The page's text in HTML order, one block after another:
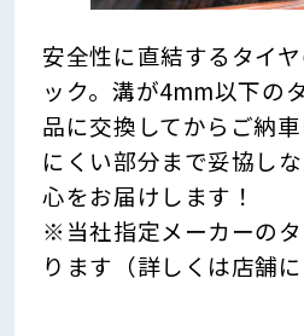
安全性に直結するタイ
ック。溝が4mm以下の
品に交換してからご納
にくい部分まで妥協し
心をお届けします！
※当社指定メーカーの
ります（詳しくは店舗に